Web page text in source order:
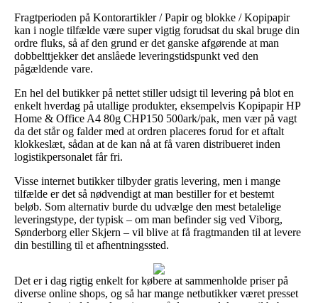
Fragtperioden på Kontorartikler / Papir og blokke / Kopipapir
kan i nogle tilfælde være super vigtig forudsat du skal bruge din
ordre fluks, så af den grund er det ganske afgørende at man
dobbelttjekker det anslåede leveringstidspunkt ved den
pågældende vare.
En hel del butikker på nettet stiller udsigt til levering på blot en
enkelt hverdag på utallige produkter, eksempelvis Kopipapir HP
Home & Office A4 80g CHP150 500ark/pak, men vær på vagt
da det står og falder med at ordren placeres forud for et aftalt
klokkeslæt, sådan at de kan nå at få varen distribueret inden
logistikpersonalet får fri.
Visse internet butikker tilbyder gratis levering, men i mange
tilfælde er det så nødvendigt at man bestiller for et bestemt
beløb. Som alternativ burde du udvælge den mest betalelige
leveringstype, der typisk – om man befinder sig ved Viborg,
Sønderborg eller Skjern – vil blive at få fragtmanden til at levere
din bestilling til et afhentningssted.
Det er i dag rigtig enkelt for købere at sammenholde priser på
diverse online shops, og så har mange netbutikker været presset